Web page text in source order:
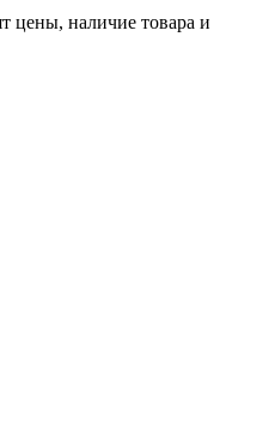
цены, наличие товара и